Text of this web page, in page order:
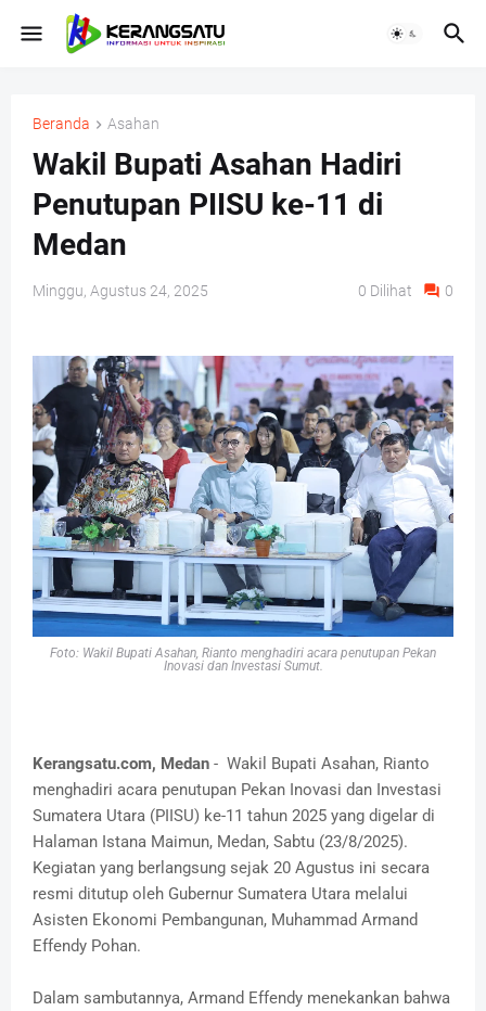
Beranda Asahan
Wakil Bupati Asahan Hadiri
Penutupan PIISU ke-11 di
Medan
Minggu, Agustus 24, 2025 0 Dilihat 0
Foto: Wakil Bupati Asahan, Rianto menghadiri acara penutupan Pekan
Inovasi dan Investasi Sumut.
Kerangsatu.com, Medan - Wakil Bupati Asahan, Rianto
menghadiri acara penutupan Pekan Inovasi dan Investasi
Sumatera Utara (PIISU) ke-11 tahun 2025 yang digelar di
Halaman Istana Maimun, Medan, Sabtu (23/8/2025).
Kegiatan yang berlangsung sejak 20 Agustus ini secara
resmi ditutup oleh Gubernur Sumatera Utara melalui
Asisten Ekonomi Pembangunan, Muhammad Armand
Effendy Pohan.
Dalam sambutannya, Armand Effendy menekankan bahwa